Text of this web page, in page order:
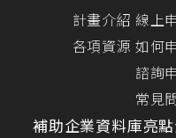
計畫介紹
各項資源
線上
如何
諮詢
常見
補助企業資料庫亮